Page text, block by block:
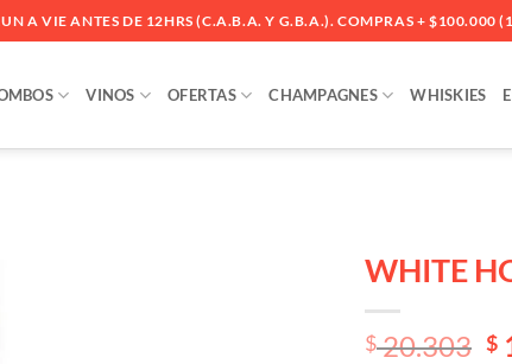
A VIE ANTES DE 12HRS (C.A.B.A. Y G.B.A.). COMPRAS + $100.000
VINOS OFERTAS CHAMPAGNES WHISKIES
WHITE
El
$20.303 El
$